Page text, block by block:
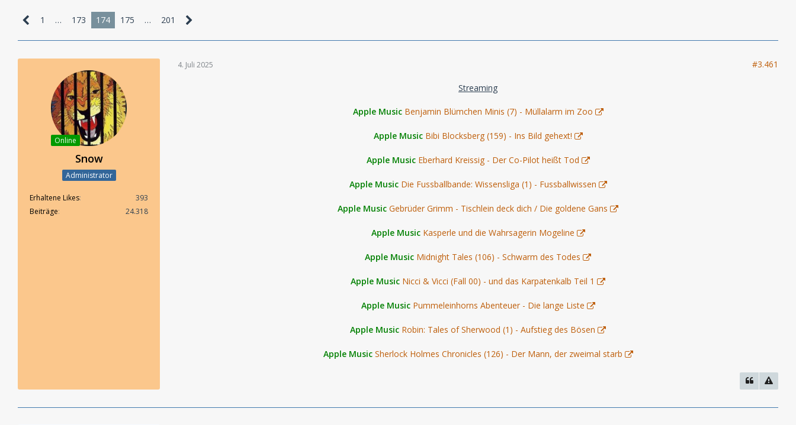
1 … 173 174 175 … 201
Online
Snow
Administrator
Erhaltene Likes
393
Beiträge
24.318
4. Juli 2025 #3.461
Streaming
Apple Music Benjamin Blümchen Minis (7) - Müllalarm im Zoo
Apple Music Bibi Blocksberg (159) - Ins Bild gehext!
Apple Music Eberhard Kreissig - Der Co-Pilot heißt Tod
Apple Music Die Fussballbande: Wissensliga (1) - Fussballwissen
Apple Music Gebrüder Grimm - Tischlein deck dich / Die goldene Gans
Apple Music Kasperle und die Wahrsagerin Mogeline
Apple Music Midnight Tales (106) - Schwarm des Todes
Apple Music Nicci & Vicci (Fall 00) - und das Karpatenkalb Teil 1
Apple Music Pummeleinhorns Abenteuer - Die lange Liste
Apple Music Robin: Tales of Sherwood (1) - Aufstieg des Bösen
Apple Music Sherlock Holmes Chronicles (126) - Der Mann, der zweimal starb